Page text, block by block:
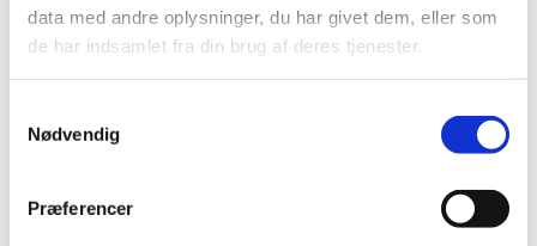
data med andre oplysninger, du har givet dem, eller som
de har indsamlet fra din brug af deres tjenester.
Nødvendig
Præferencer
Alle er velkomne – uanset om du er vant til at
komme i kirke eller ej. Tag din baby under armen,